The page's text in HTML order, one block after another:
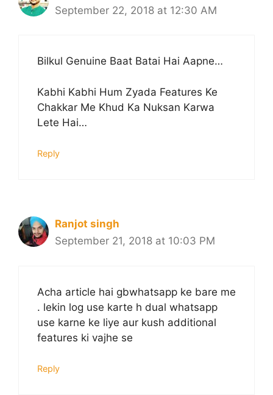
September 22, 2018 at 12:30 AM
Bilkul Genuine Baat Batai Hai Aapne…
Kabhi Kabhi Hum Zyada Features Ke
Chakkar Me Khud Ka Nuksan Karwa
Lete Hai…
Reply
Ranjot singh
September 21, 2018 at 10:03 PM
Acha article hai gbwhatsapp ke bare me
. lekin log use karte h dual whatsapp
use karne ke liye aur kush additional
features ki vajhe se
Reply